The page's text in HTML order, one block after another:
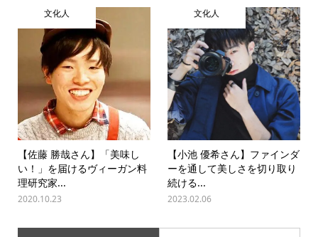
文化人
【佐藤 勝哉さん】「美味し
い！」を届けるヴィーガン料
理研究家...
2020.10.23
文化人
【小池 優希さん】ファインダ
ーを通して美しさを切り取り
続ける...
2023.02.06